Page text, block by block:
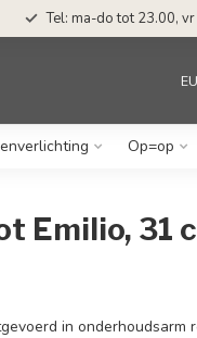
Tel: ma-do tot 23.00,
Op=op
Emilio, 31
in onderhoudsarm